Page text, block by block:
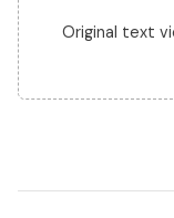
Original text